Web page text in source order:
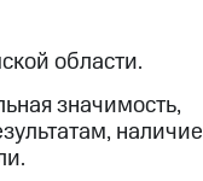
области.
значимость,
наличие